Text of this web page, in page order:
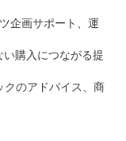
企画サポート、運
購入につながる提
クのアドバイス、商